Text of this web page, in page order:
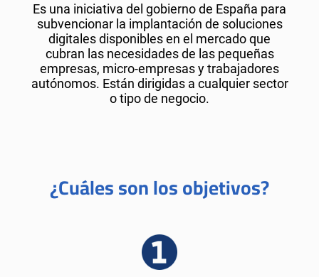
Es una iniciativa del gobierno de España para
subvencionar la implantación de soluciones
digitales disponibles en el mercado que
cubran las necesidades de las pequeñas
empresas, micro-empresas y trabajadores
autónomos. Están dirigidas a cualquier sector
o tipo de negocio.
¿Cuáles son los objetivos?